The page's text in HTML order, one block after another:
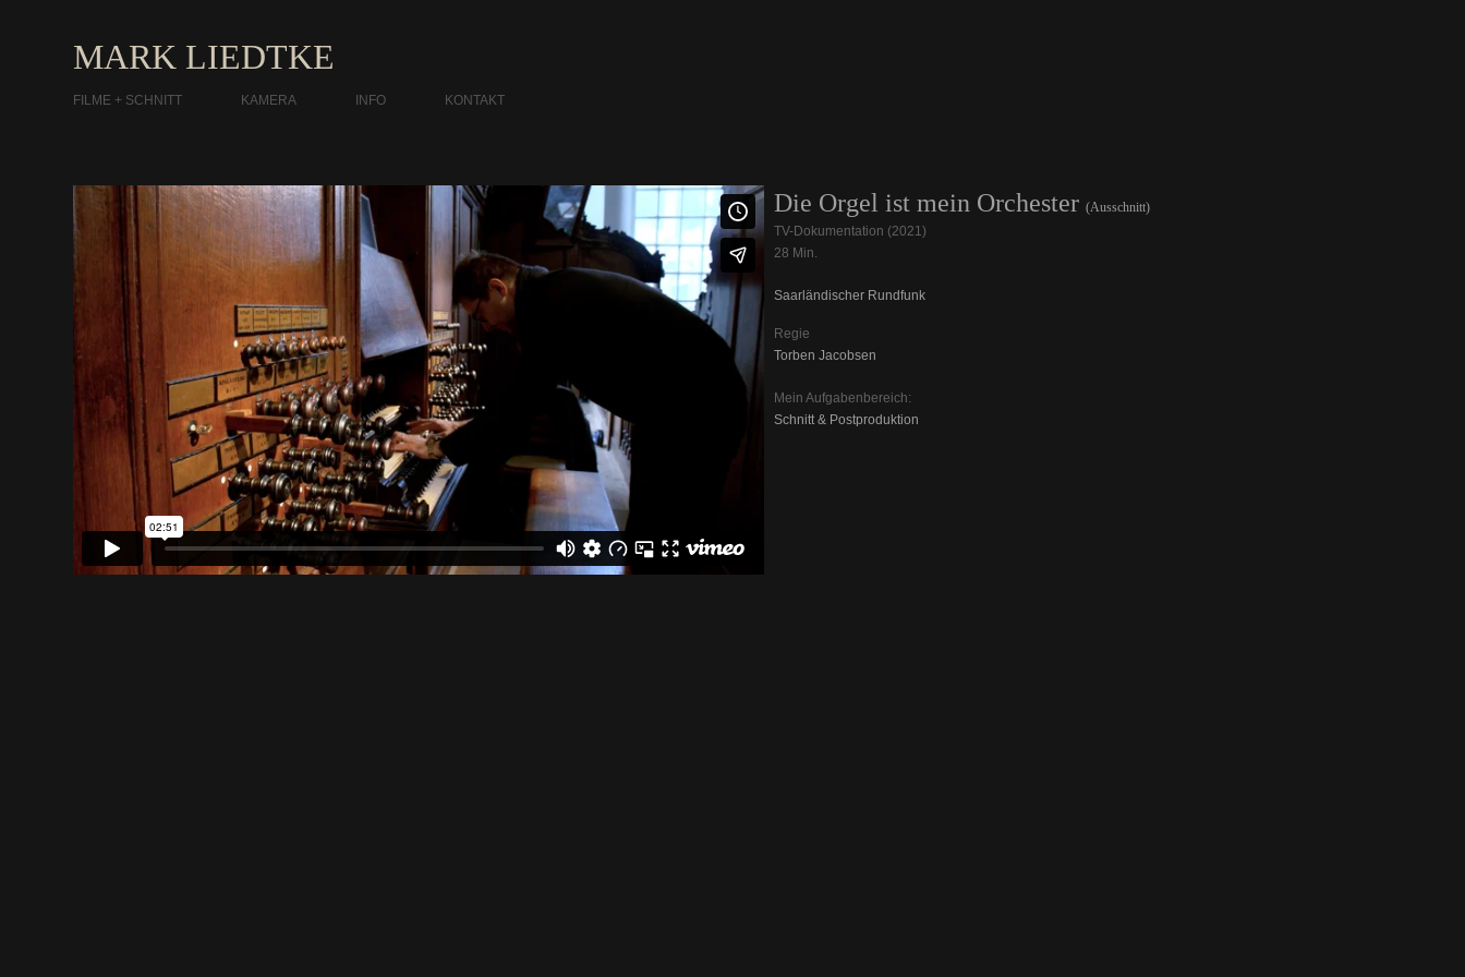
MARK LIEDTKE
FILME + SCHNITT KAMERA INFO KONTAKT
Die Orgel ist mein Orchester (Ausschnitt)
TV-Dokumentation (2021)
28 Min.
Saarländischer Rundfunk
Regie
Torben Jacobsen
Mein Aufgabenbereich:
Schnitt & Postproduktion